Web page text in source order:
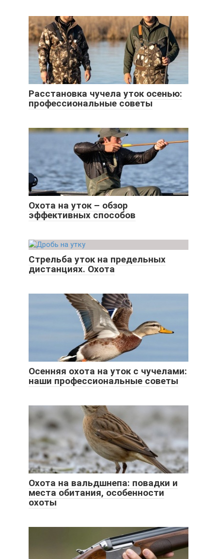
Расстановка чучела уток осенью:
профессиональные советы
Охота на уток – обзор
эффективных способов
Стрельба уток на предельных
дистанциях. Охота
Осенняя охота на уток с чучелами:
наши профессиональные советы
Охота на вальдшнепа: повадки и
места обитания, особенности
охоты